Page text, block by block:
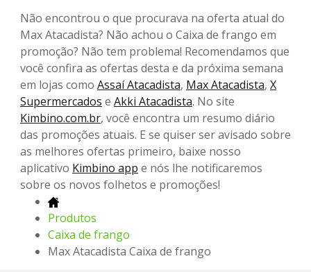
Não encontrou o que procurava na oferta atual do
Max Atacadista? Não achou o Caixa de frango em
promoção? Não tem problema! Recomendamos que
você confira as ofertas desta e da próxima semana
em lojas como Assaí Atacadista, Max Atacadista, X
Supermercados e Akki Atacadista. No site
Kimbino.com.br, você encontra um resumo diário
das promoções atuais. E se quiser ser avisado sobre
as melhores ofertas primeiro, baixe nosso
aplicativo Kimbino app e nós lhe notificaremos
sobre os novos folhetos e promoções!
Produtos
Caixa de frango
Max Atacadista Caixa de frango